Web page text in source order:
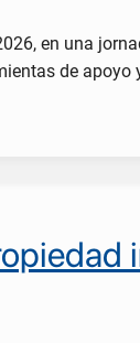
en una
de